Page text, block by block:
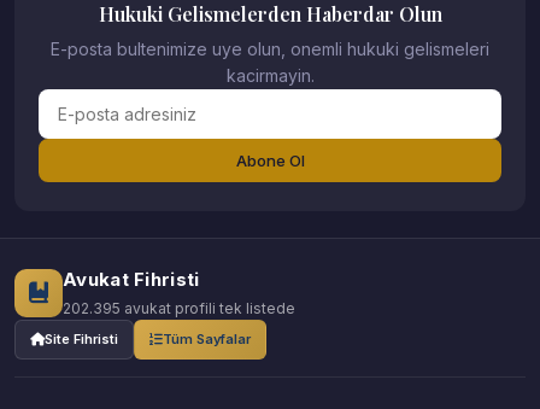
Hukuki Gelismelerden Haberdar Olun
E-posta bultenimize uye olun, onemli hukuki gelismeleri
kacirmayin.
Abone Ol
Avukat Fihristi
202.395 avukat profili tek listede
Site Fihristi Tüm Sayfalar